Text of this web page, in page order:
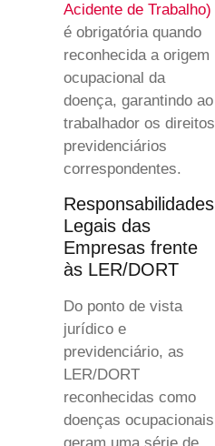
Acidente de Trabalho)
é obrigatória quando
reconhecida a origem
ocupacional da
doença, garantindo ao
trabalhador os direitos
previdenciários
correspondentes.
Responsabilidades
Legais das
Empresas frente
às LER/DORT
Do ponto de vista
jurídico e
previdenciário, as
LER/DORT
reconhecidas como
doenças ocupacionais